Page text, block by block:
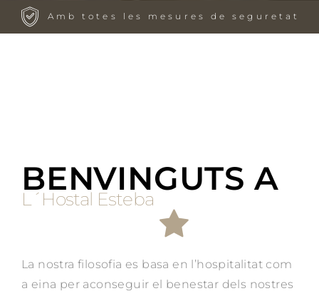
Amb totes les mesures de seguretat
BENVINGUTS A
L´Hostal Esteba
La nostra filosofia es basa en l’hospitalitat com
a eina per aconseguir el benestar dels nostres